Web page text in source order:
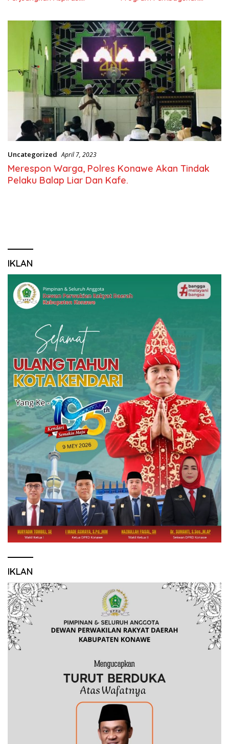
Uncategorized April 7, 2023
Merespon Warga, Polres Konawe Akan Tindak
Pelaku Balap Liar Dan Kafe.
IKLAN
IKLAN